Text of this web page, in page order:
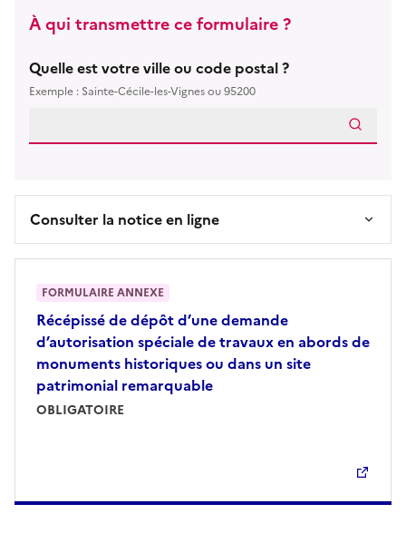
À qui transmettre ce formulaire ?
Quelle est votre ville ou code postal ?
Exemple : Sainte-Cécile-les-Vignes ou 95200
Consulter la notice en ligne
Récépissé de dépôt d’une demande
d’autorisation spéciale de travaux en abords de
monuments historiques ou dans un site
patrimonial remarquable
OBLIGATOIRE
FORMULAIRE ANNEXE